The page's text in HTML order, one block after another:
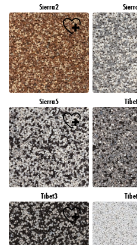
Sierra2
Sierra5
Tibet3